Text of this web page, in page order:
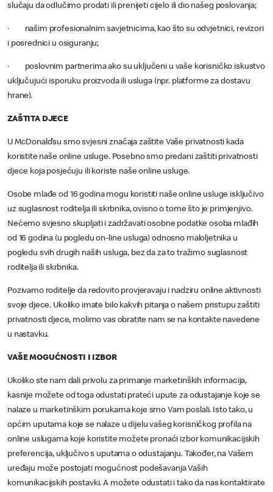
slučaju da odlučimo prodati ili prenijeti cijelo ili dio našeg poslovanja;
· našim profesionalnim savjetnicima, kao što su odvjetnici, revizori
i posrednici u osiguranju;
· poslovnim partnerima ako su uključeni u vaše korisničko iskustvo
uključujući isporuku proizvoda ili usluga (npr. platforme za dostavu
hrane).
ZAŠTITA DJECE
U McDonald’su smo svjesni značaja zaštite Vaše privatnosti kada
koristite naše online usluge. Posebno smo predani zaštiti privatnosti
djece koja posjećuju ili koriste naše online usluge.
Osobe mlađe od 16 godina mogu koristiti naše online usluge isključivo
uz suglasnost roditelja ili skrbnika, ovisno o tome što je primjenjivo.
Nećemo svjesno skupljati i zadržavati osobne podatke osoba mlađih
od 16 godina (u pogledu on-line usluga) odnosno maloljetnika u
pogledu svih drugih naših usluga, bez da za to tražimo suglasnost
roditelja ili skrbnika.
Pozivamo roditelje da redovito provjeravaju i nadziru online aktivnosti
svoje djece. Ukoliko imate bilo kakvih pitanja o našem pristupu zaštiti
privatnosti djece, molimo vas obratite nam se na kontakte navedene
u nastavku.
VAŠE MOGUĆNOSTI I IZBOR
Ukoliko ste nam dali privolu za primanje marketinških informacija,
kasnije možete od toga odustati prateći upute za odustajanje koje se
nalaze u marketinškim porukama koje smo Vam poslali. Isto tako, u
općim uputama koje se nalaze u dijelu vašeg korisničkog profila na
online uslugama koje koristite možete pronaći izbor komunikacijskih
preferencija, uključivo s uputama o odustajanju. Također, na Vašem
uređaju može postojati mogućnost podešavanja Vaših
komunikacijskih postavki. A možete odustati i tako da nas kontaktirate